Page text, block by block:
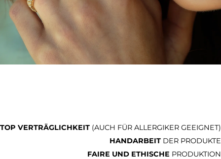
TOP VERTRÄGLICHKEIT (AUCH FÜR ALLERGIKER GEEIGNET)
HANDARBEIT DER PRODUKTE
FAIRE UND ETHISCHE PRODUKTION